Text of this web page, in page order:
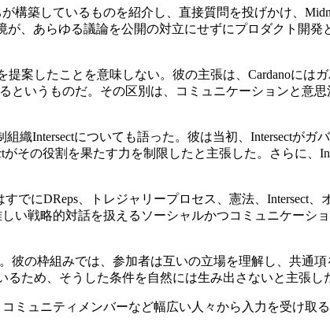
構築しているものを紹介し、直接質問を投げかけ、
、あらゆる議論を公開の対立にせずにプロダクト開発
提案したことを意味しない。彼の主張は、Cardanoには
いうものだ。その区別は、コミュニケーションと意
織Intersectについても語った。彼は当初、Intersectがガ
その役割を果たす力を制限したと主張した。さらに、
でにDReps、トレジャリープロセス、憲法、Intersect
い戦略的対話を扱えるソーシャルかつコミュニケーシ
の枠組みでは、参加者は互いの立場を理解し、共通
ため、そうした条件を自然には生み出さないと主張し
ミュニティメンバーなど幅広い人々から入力を受け取